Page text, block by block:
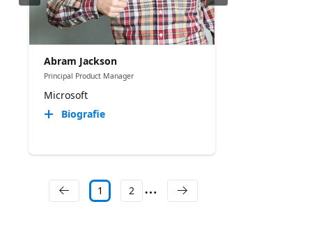
Abram Jackson
Principal Product Manager
Microsoft
Biografie
1 2